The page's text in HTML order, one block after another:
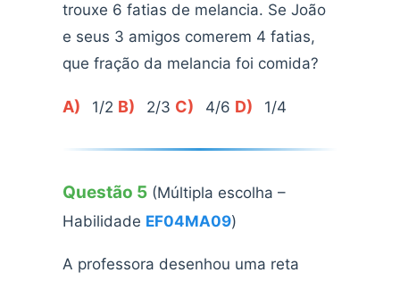
trouxe 6 fatias de melancia. Se João
e seus 3 amigos comerem 4 fatias,
que fração da melancia foi comida?
A) 1/2 B) 2/3 C) 4/6 D) 1/4
Questão 5 (Múltipla escolha –
Habilidade EF04MA09)
A professora desenhou uma reta